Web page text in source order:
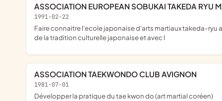
ASSOCIATION EUROPEAN SOBUKAI TAKEDA RYU
1991-02-22
faire connaitre l'ecole japonaise d'arts martiaux takeda-ryu au sein de l'europe et de promouvoir leur extension ainsi que de controler la qualité technique et pédagogique de son enseignement,dans le respect
de la tradition culturelle japonaise et avec l
ASSOCIATION TAEKWONDO CLUB AVIGNON
1981-07-01
développer la pratique du tae kwon do (art martial coréen)